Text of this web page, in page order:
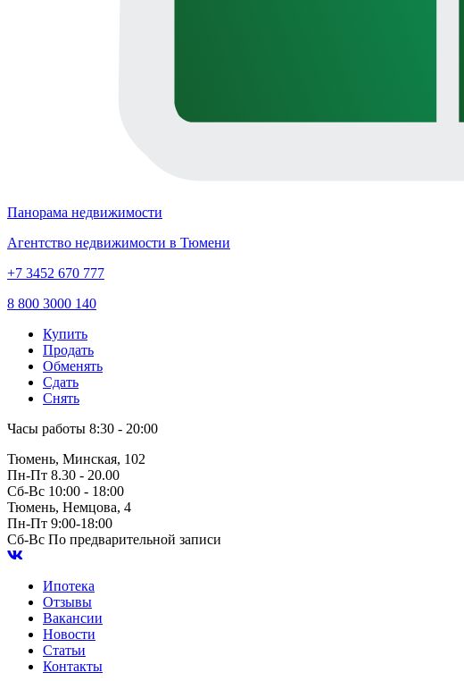
Панорама недвижимости
Агентство недвижимости в Тюмени
+7 3452 670 777
8 800 3000 140
Купить
Продать
Обменять
Сдать
Снять
Часы работы 8:30 - 20:00
Тюмень, Минская, 102
Пн-Пт 8.30 - 20.00
Сб-Вс 10:00 - 18:00
Тюмень, Немцова, 4
Пн-Пт 9:00-18:00
Сб-Вс По предварительной записи
Ипотека
Отзывы
Вакансии
Новости
Статьи
Контакты